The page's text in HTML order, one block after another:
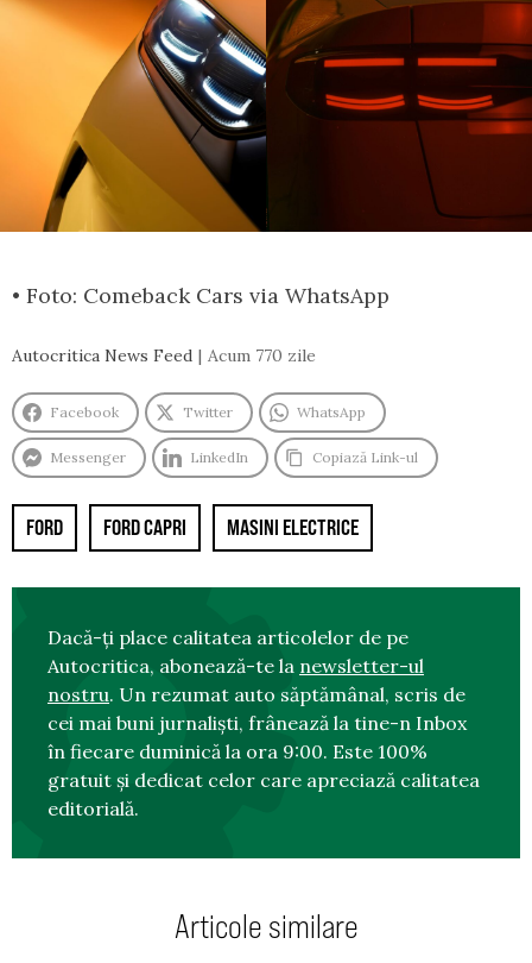
• Foto: Comeback Cars via WhatsApp
Autocritica News Feed Acum 770 zile
Facebook Twitter WhatsApp
Messenger LinkedIn Copiază Link-ul
FORD FORD CAPRI MASINI ELECTRICE
Dacă-ți place calitatea articolelor de pe
Autocritica, abonează-te la newsletter-ul
nostru. Un rezumat auto săptămânal, scris de
cei mai buni jurnaliști, frânează la tine-n Inbox
în fiecare duminică la ora 9:00. Este 100%
gratuit și dedicat celor care apreciază calitatea
editorială.
Articole similare